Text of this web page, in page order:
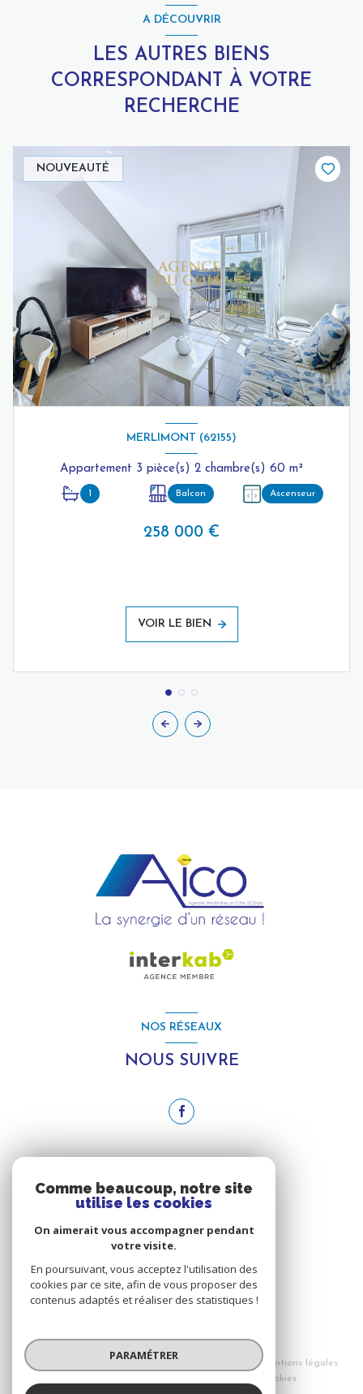
A DÉCOUVRIR
LES AUTRES BIENS
CORRESPONDANT À VOTRE
RECHERCHE
NOUVEAUTÉ
MERLIMONT (62155)
Appartement 3 pièce(s) 2 chambre(s) 60 m²
1 Balcon Ascenseur
258 000 €
VOIR LE BIEN
NOS RÉSEAUX
NOUS SUIVRE
NOUS ADHÉRONS
© 2026 | Tous droits réservés
Mentions légales
Cookies
Comme beaucoup, notre site
utilise les cookies
On aimerait vous accompagner pendant
votre visite.
En poursuivant, vous acceptez l'utilisation des
cookies par ce site, afin de vous proposer des
contenus adaptés et réaliser des statistiques !
PARAMÉTRER